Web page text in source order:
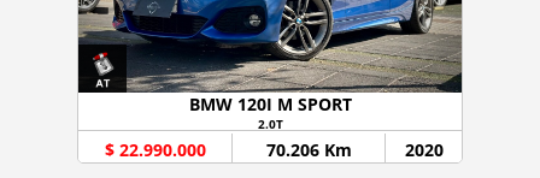
BMW 120I M SPORT
2.0T
$ 22.990.000 70.206 Km 2020